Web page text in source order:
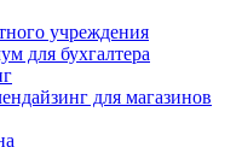
учреждения
для бухгалтера
для магазинов